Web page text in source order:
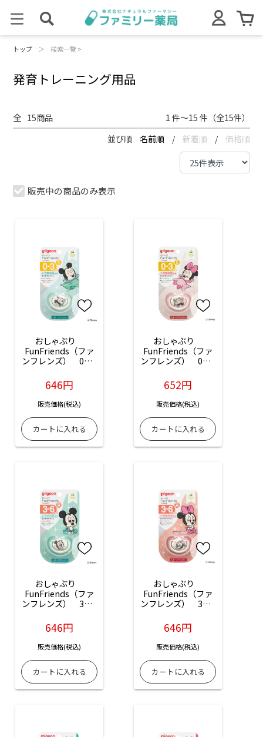
トップ ＞ 検索一覧 >
発育トレーニング用品
全 15商品 1 件～15 件（全15件）
並び順 名前順 / 新着順 / 価格順
販売中の商品のみ表示
おしゃぶり
FunFriends（ファ
ンフレンズ）　0～3
1個入
646円
販売価格(税込)
おしゃぶり
FunFriends（ファ
ンフレンズ）　0～3
個入
652円
販売価格(税込)
おしゃぶり
FunFriends（ファ
ンフレンズ）　3～6
柄：1個入
646円
販売価格(税込)
おしゃぶり
FunFriends（ファ
ンフレンズ）　3～6
個入
646円
販売価格(税込)